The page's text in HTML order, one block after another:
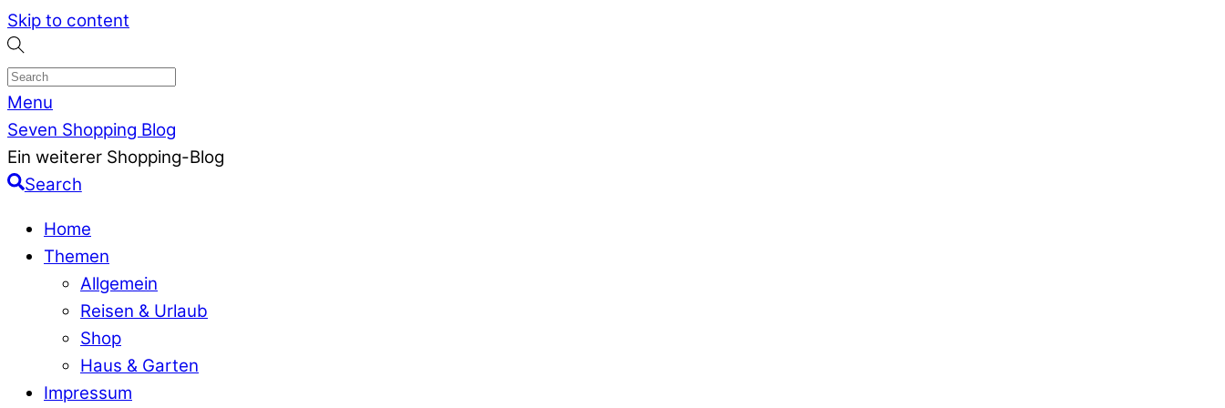
Skip to content
Menu
Seven Shopping Blog
Ein weiterer Shopping-Blog
Search
Home
Themen
Allgemein
Reisen & Urlaub
Shop
Haus & Garten
Impressum